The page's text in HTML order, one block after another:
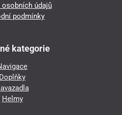
osobních údajů
podmínky
kategorie
Doplňky
Helmy